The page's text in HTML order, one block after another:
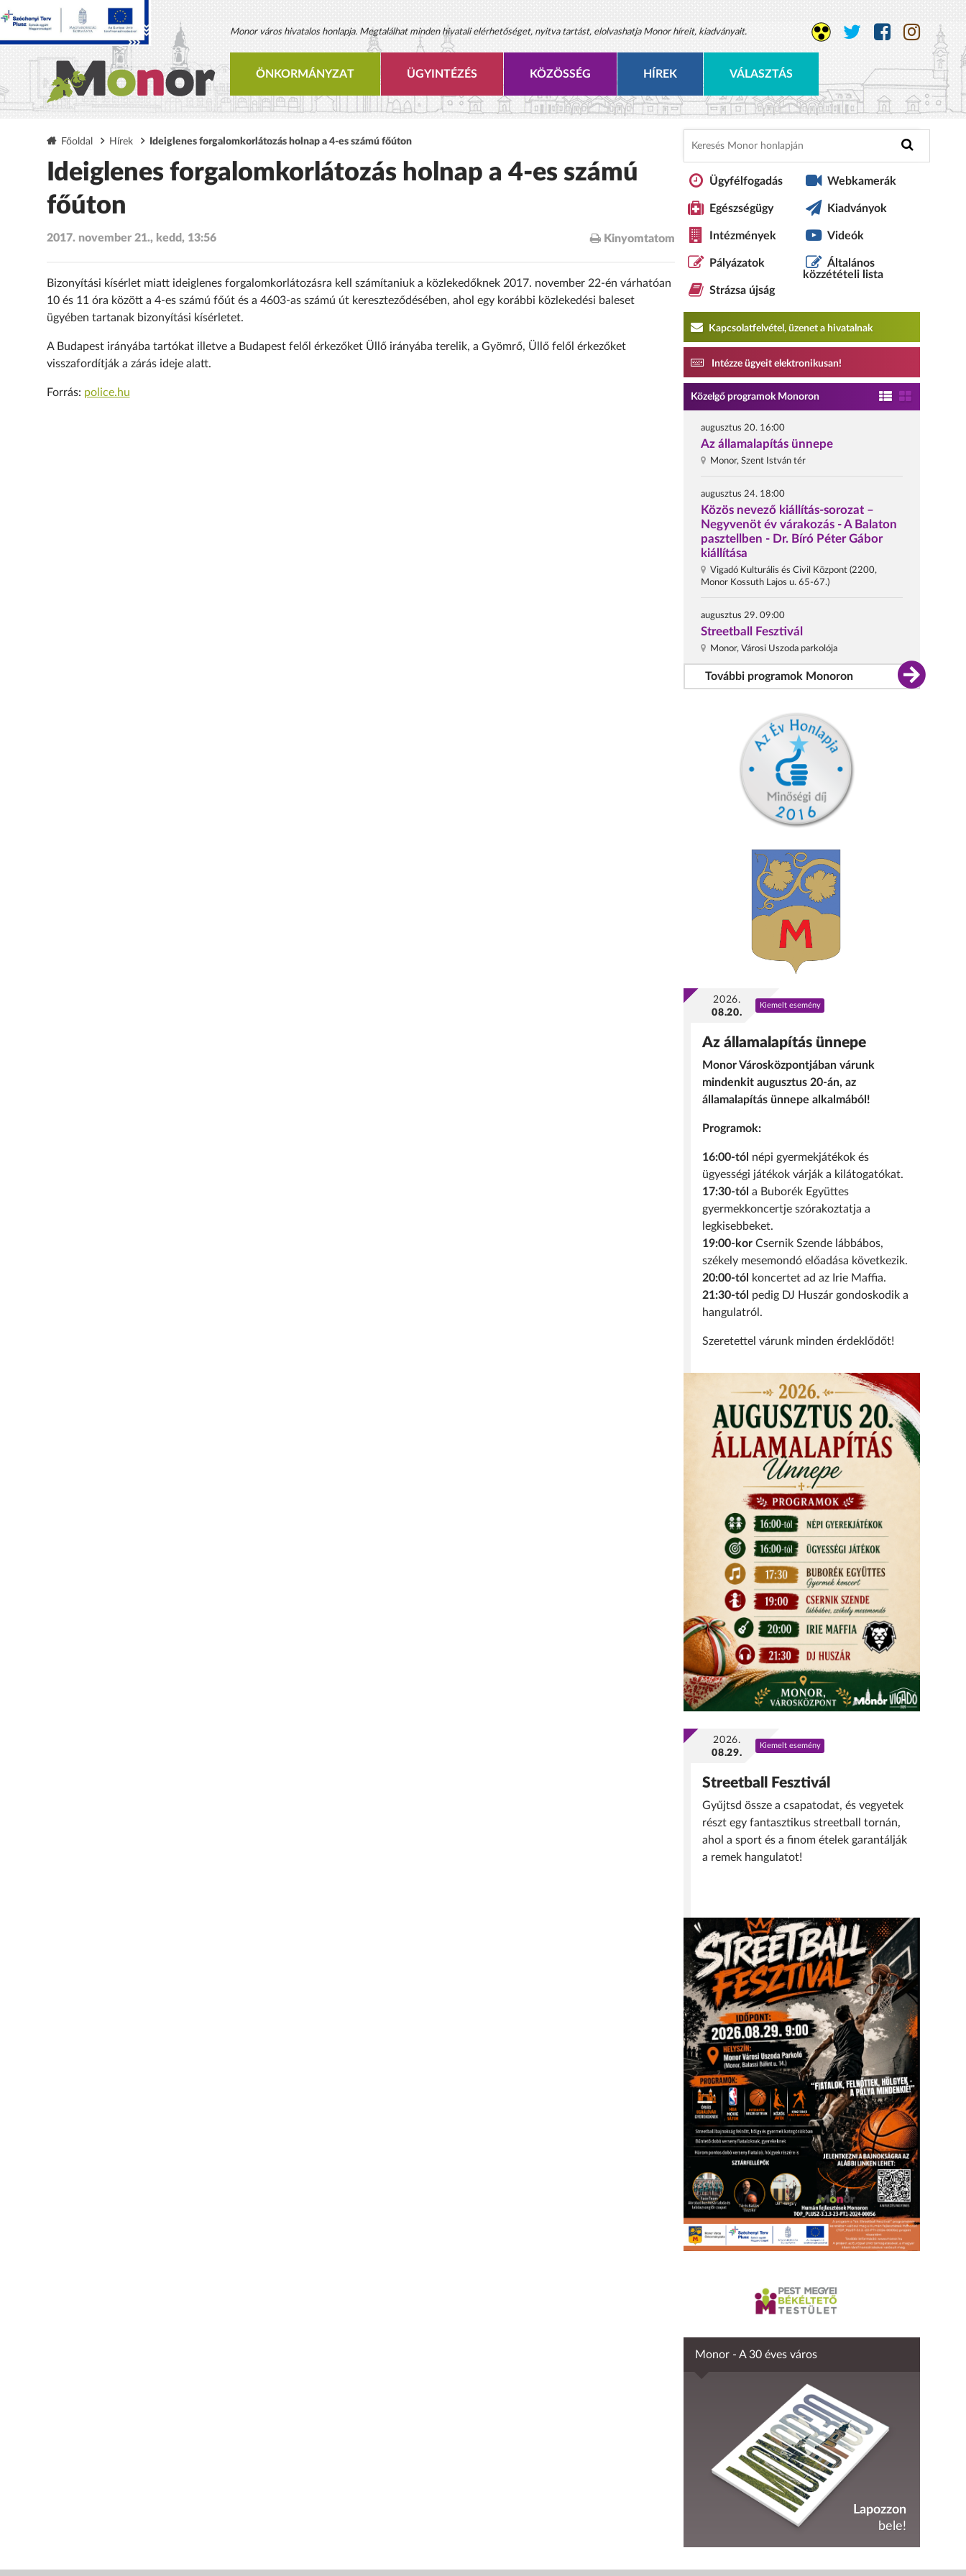
Monor város hivatalos honlapja. Megtalálhat minden hivatali elérhetőséget, nyitva tartást, elolvashatja Monor híreit, kiadványait.
ÖNKORMÁNYZAT ÜGYINTÉZÉS KÖZÖSSÉG HÍREK VÁLASZTÁS
Főoldal Hírek Ideiglenes forgalomkorlátozás holnap a 4-es számú főúton
Ideiglenes forgalomkorlátozás holnap a 4-es számú
főúton
2017. november 21., kedd, 13:56 Kinyomtatom
Bizonyítási kísérlet miatt ideiglenes forgalomkorlátozásra kell számítaniuk a közlekedőknek 2017. november 22-én várhatóan
10 és 11 óra között a 4-es számú főút és a 4603-as számú út kereszteződésében, ahol egy korábbi közlekedési baleset
ügyében tartanak bizonyítási kísérletet.
A Budapest irányába tartókat illetve a Budapest felől érkezőket Üllő irányába terelik, a Gyömrő, Üllő felől érkezőket
visszafordítják a zárás ideje alatt.
Forrás: police.hu
Ügyfélfogadás
Egészségügy
Intézmények
Pályázatok
Strázsa újság
Webkamerák
Kiadványok
Videók
Általános
közzétételi lista
Kapcsolatfelvétel, üzenet a hivatalnak
Intézze ügyeit elektronikusan!
Közelgő programok Monoron
augusztus 20. 16:00
Az államalapítás ünnepe
Monor, Szent István tér
augusztus 24. 18:00
Közös nevező kiállítás-sorozat –
Negyvenöt év várakozás - A Balaton
pasztellben - Dr. Bíró Péter Gábor
kiállítása
Vigadó Kulturális és Civil Központ (2200,
Monor Kossuth Lajos u. 65-67.)
augusztus 29. 09:00
Streetball Fesztivál
Monor, Városi Uszoda parkolója
További programok Monoron
2026.
08.20.
Kiemelt esemény
Az államalapítás ünnepe
Monor Városközpontjában várunk
mindenkit augusztus 20-án, az
államalapítás ünnepe alkalmából!
Programok:
16:00-tól népi gyermekjátékok és
ügyességi játékok várják a kilátogatókat.
17:30-tól a Buborék Együttes
gyermekkoncertje szórakoztatja a
legkisebbeket.
19:00-kor Csernik Szende lábbábos,
székely mesemondó előadása következik.
20:00-tól
koncertet ad az Irie Maffia.
21:30-tól pedig DJ Huszár gondoskodik a
hangulatról.
Szeretettel várunk minden érdeklődőt!
2026.
08.29.
Kiemelt esemény
Streetball Fesztivál
Gyűjtsd össze a csapatodat, és vegyetek
részt egy fantasztikus streetball tornán,
ahol a sport és a finom ételek garantálják
a remek hangulatot!
Monor - A 30 éves város
Lapozzon
bele!